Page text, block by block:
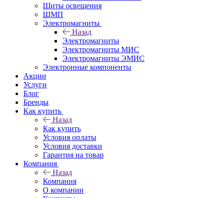
Щиты освещения
ЩМП
Электромагниты
Назад
Электромагниты
Электромагниты МИС
Электромагниты ЭМИС
Электронные компоненты
Акции
Услуги
Блог
Бренды
Как купить
Назад
Как купить
Условия оплаты
Условия доставки
Гарантия на товар
Компания
Назад
Компания
О компании